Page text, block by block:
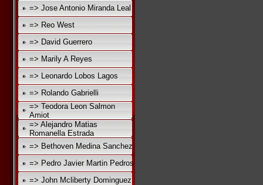
=> Jose Antonio Miranda Leal
=> Reo West
=> David Guerrero
=> Marily A Reyes
=> Leonardo Lobos Lagos
=> Rolando Gabrielli
=> Teodora Leon Salmon
Amiot
=> Alejandro Matias
Romanella Estrada
=> Bethoven Medina Sanchez
=> Pedro Javier Martin Pedros
=> John Mcliberty Dominguez